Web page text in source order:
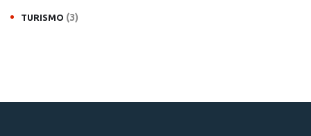
TURISMO (3)